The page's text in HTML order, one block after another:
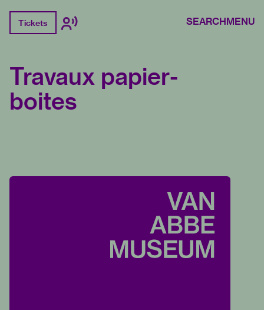
Tickets SEARCHMENU
Travaux papier-
boites